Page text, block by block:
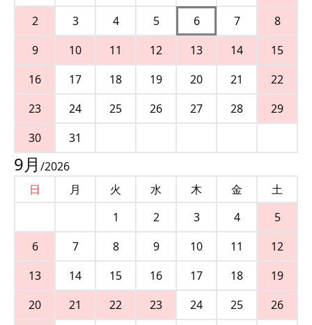
2
3 4 5 6 7
8
9
10 11 12 13 14
15
16
17 18 19 20 21
22
23
24 25 26 27 28
29
30
31
9月 /2026
日
月 火 水 木 金
土
1
2 3 4
5
6
7 8 9 10 11
12
13
14 15 16 17 18
19
20
21 22 23 24 25
26